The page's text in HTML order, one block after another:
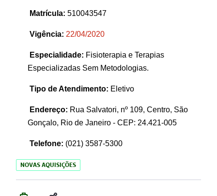
Matrícula: 510043547
Vigência: 22/04/2020
Especialidade: Fisioterapia e Terapias
Especializadas Sem Metodologias.
Tipo de Atendimento: Eletivo
Endereço: Rua Salvatori, nº 109, Centro, São
Gonçalo, Rio de Janeiro - CEP: 24.421-005
Telefone: (021) 3587-5300
NOVAS AQUISIÇÕES